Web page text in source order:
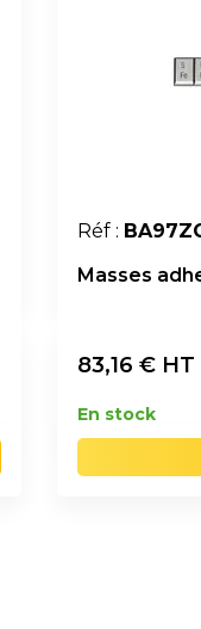
Réf :
Masses
83,16 € HT
En stock